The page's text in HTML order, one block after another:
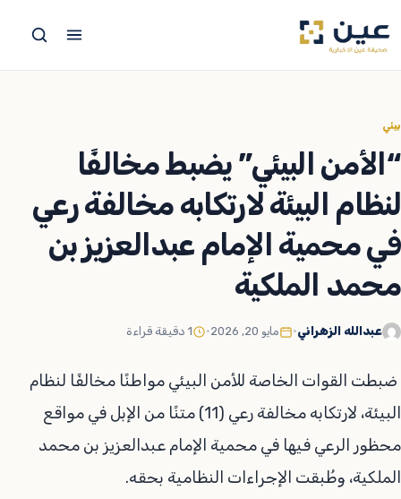
إلى
بيئي
“الأمن البيئي” يضبط مخالفًا
لنظام البيئة لارتكابه مخالفة رعي
في محمية الإمام عبدالعزيز بن
محمد الملكية
عبدالله الزهراني• مايو 20, 2026 • 1 دقيقة قراءة
‏‎ ضبطت القوات الخاصة للأمن البيئي مواطنًا مخالفًا لنظام
البيئة، لارتكابه مخالفة رعي (11) متنًا من الإبل في مواقع
محظور الرعي فيها في محمية الإمام عبدالعزيز بن محمد
الملكية، وطُبقت الإجراءات النظامية بحقه.